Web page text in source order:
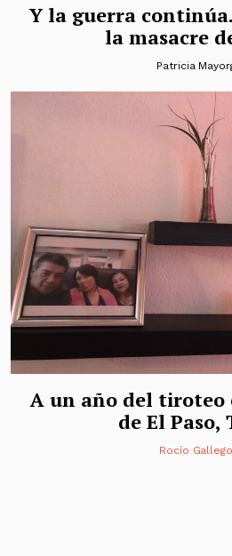
Y la guerra
la masacre
Patricia
A un año del tiroteo
de El Paso,
Rocío